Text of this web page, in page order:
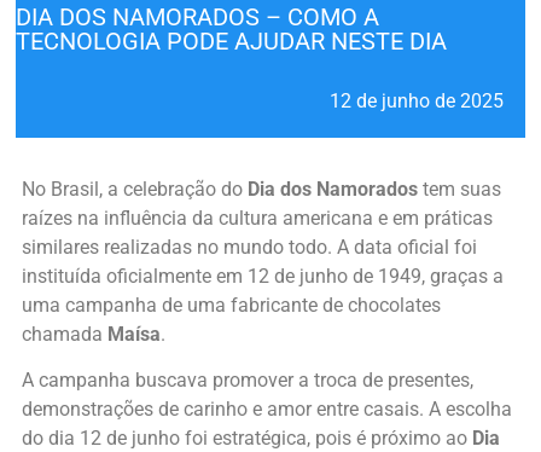
DIA DOS NAMORADOS – COMO A
TECNOLOGIA PODE AJUDAR NESTE DIA
12 de junho de 2025
No Brasil, a celebração do Dia dos Namorados tem suas
raízes na influência da cultura americana e em práticas
similares realizadas no mundo todo. A data oficial foi
instituída oficialmente em 12 de junho de 1949, graças a
uma campanha de uma fabricante de chocolates
chamada Maísa.
A campanha buscava promover a troca de presentes,
demonstrações de carinho e amor entre casais. A escolha
do dia 12 de junho foi estratégica, pois é próximo ao Dia